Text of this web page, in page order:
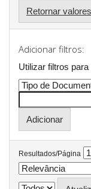
Retornar valores
Adicionar filtros:
Utilizar filtros
Resultados/Página